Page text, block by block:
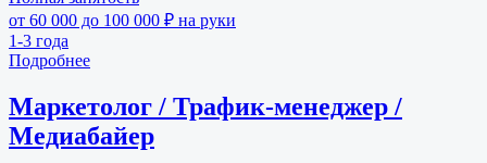
от 60 000 до 100 000 ₽ на руки
1-3 года
Подробнее
Маркетолог / Трафик-менеджер /
Медиабайер